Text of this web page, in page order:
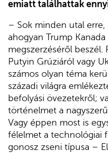
emiatt találhattak
– Sok minden utal erre,
ahogyan Trump Kanada
megszerzéséről
Putyin Grúziáról vagy
számos olyan téma
századi világra
befolyási övezetekről;
történelmet a
Vagy éppen most is
félelmet a technológiai
gonosz zseni típusa –